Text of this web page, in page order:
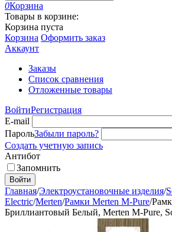
0Корзина
Товары в корзине:
Корзина пуста
Корзина Оформить заказ
Аккаунт
Заказы
Список сравнения
Отложенные товары
ВойтиРегистрация
E-mail
ПарольЗабыли пароль?
Создать учетную запись
Антибот
Запомнить
Войти
Главная/Электроустановочные изделия/
Electric/Merten/Рамки Merten M-Pure/
Бриллиантовый Белый, Merten M-Pure,